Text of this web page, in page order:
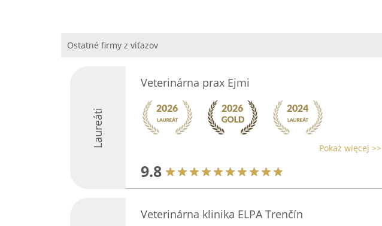
Ostatné firmy z viťazov
Laureáti
Veterinárna prax Ejmi
Pokaż więcej >>
9.8
Veterinárna klinika ELPA Trenčín